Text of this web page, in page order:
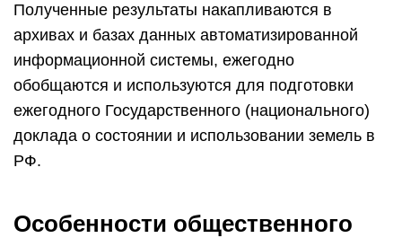
Полученные результаты накапливаются в
архивах и базах данных автоматизированной
информационной системы, ежегодно
обобщаются и используются для подготовки
ежегодного Государственного (национального)
доклада о состоянии и использовании земель в
РФ.
Особенности общественного